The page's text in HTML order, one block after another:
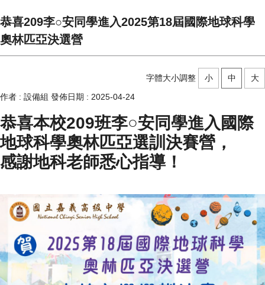
恭喜209李○安同學進入2025第18屆國際地球科學
奧林匹亞決選營
字體大小調整 小 中
大
作者 : 設備組 發佈日期 : 2025-04-24
恭喜本校209班李○安同學進入國際
地球科學奧林匹亞選訓決賽營，
感謝地科老師悉心指導！